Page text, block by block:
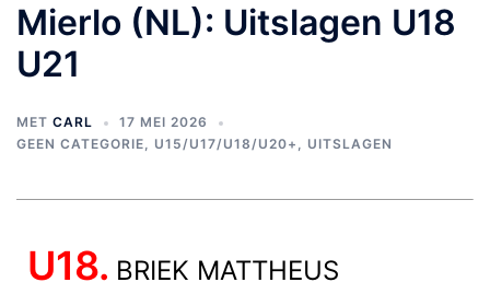
Mierlo (NL): Uitslagen U18
U21
MET CARL
17 MEI 2026
GEEN CATEGORIE, U15/U17/U18/U20+ , UITSLAGEN
U18. BRIEK MATTHEUS